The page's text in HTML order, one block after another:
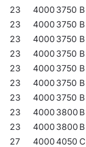
23
4000 3750 B
23
4000 3750 B
23
4000 3750 B
23
4000 3750 B
23
4000 3750 B
23
4000 3750 B
23
4000 3750 B
23
4000 3800 B
23
4000 3800 B
27
40004050 C